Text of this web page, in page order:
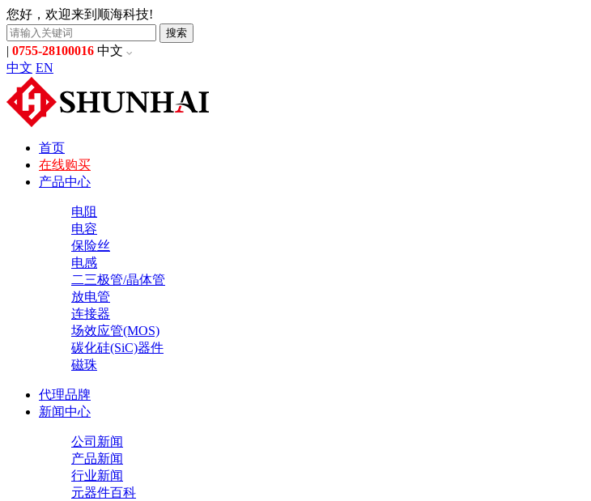
您好，欢迎来到顺海科技!
搜索
| 0755-28100016 中文
中文 EN
首页
在线购买
产品中心
电阻
电容
保险丝
电感
二三极管/晶体管
放电管
连接器
场效应管(MOS)
碳化硅(SiC)器件
磁珠
代理品牌
新闻中心
公司新闻
产品新闻
行业新闻
元器件百科